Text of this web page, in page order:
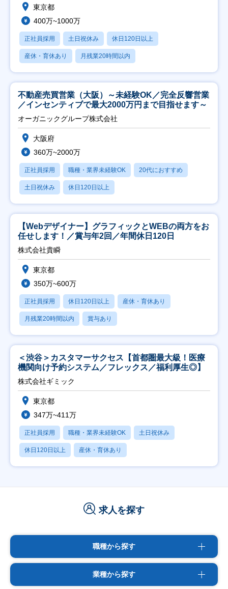
東京都
400万~1000万
正社員採用 土日祝休み 休日120日以上
産休・育休あり 月残業20時間以内
不動産売買営業（大阪）～未経験OK／完全反響営業
／インセンティブで最大2000万円まで目指せます～
オーガニックグループ株式会社
大阪府
360万~2000万
正社員採用 職種・業界未経験OK 20代におすすめ
土日祝休み 休日120日以上
【Webデザイナー】グラフィックとWEBの両方をお
任せします！／賞与年2回／年間休日120日
株式会社貴瞬
東京都
350万~600万
正社員採用 休日120日以上 産休・育休あり
月残業20時間以内 賞与あり
＜渋谷＞カスタマーサクセス【首都圏最大級！医療
機関向け予約システム／フレックス／福利厚生◎】
株式会社ギミック
東京都
347万~411万
正社員採用 職種・業界未経験OK 土日祝休み
休日120日以上 産休・育休あり
求人を探す
職種から探す
業種から探す